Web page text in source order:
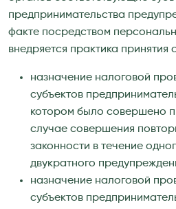
предпринимательства
факте посредством
внедряется практика
назначение налоговой
субъектов
котором было совершено
случае совершения
законности в течение
двукратного
назначение налоговой
субъектов